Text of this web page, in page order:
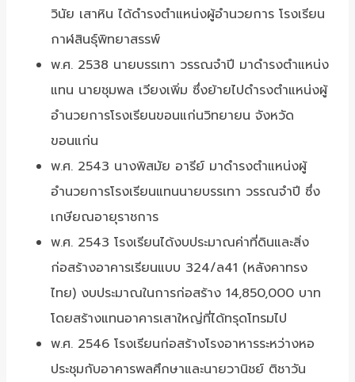
วินัย เสาหิน ได้ดำรงตำแหน่งผู้อำนวยการ โรงเรียน
กาฬสินธุ์พิทยาสรรพ์
พ.ศ. 2538 นายบรรเทา วรรณจำปี มาดำรงตำแหน่ง
แทน นายชุมพล เวียงเพิ่ม ซึ่งย้ายไปดำรงตำแหน่งผู้
อำนวยการโรงเรียนขอนแก่นวิทยายน จังหวัด
ขอนแก่น
พ.ศ. 2543 นางพิสมัย อารีย์ มาดำรงตำแหน่งผู้
อำนวยการโรงเรียนแทนนายบรรเทา วรรณจำปี ซึ่ง
เกษียณอายุราชการ
พ.ศ. 2543 โรงเรียนได้งบประมาณค่าที่ดินและสิ่ง
ก่อสร้างอาคารเรียนแบบ 324/ล41 (หลังคาทรง
ไทย) งบประมาณในการก่อสร้าง 14,850,000 บาท
โดยสร้างแทนอาคารเสาใหญ่ที่ได้ทรุดโทรมไป
พ.ศ. 2546 โรงเรียนก่อสร้างโรงอาหารระหว่างหอ
ประชุมกับอาคารพลศึกษาและนายวานิชย์ ติชาวัน